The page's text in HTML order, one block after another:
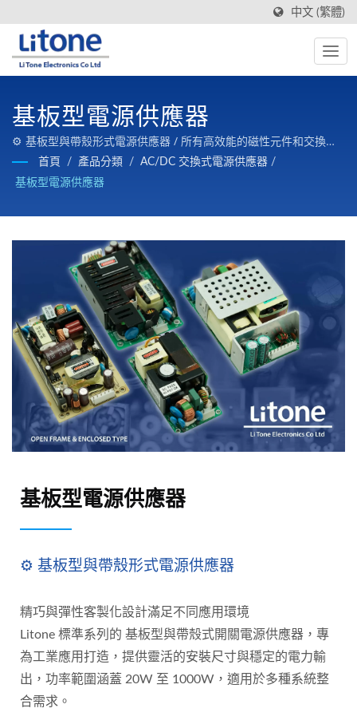
中文 (繁體)
基板型電源供應器
⚙️ 基板型與帶殼形式電源供應器 / 所有高效能的磁性元件和交換式
電源一條龍生產，品質有保証，價格有競爭力。
首頁 / 產品分類 / AC/DC 交換式電源供應器 /
基板型電源供應器
基板型電源供應器
⚙️ 基板型與帶殼形式電源供應器
精巧與彈性客製化設計滿足不同應用環境
Litone 標準系列的 基板型與帶殼式開關電源供應器，專
為工業應用打造，提供靈活的安裝尺寸與穩定的電力輸
出，功率範圍涵蓋 20W 至 1000W，適用於多種系統整
合需求。